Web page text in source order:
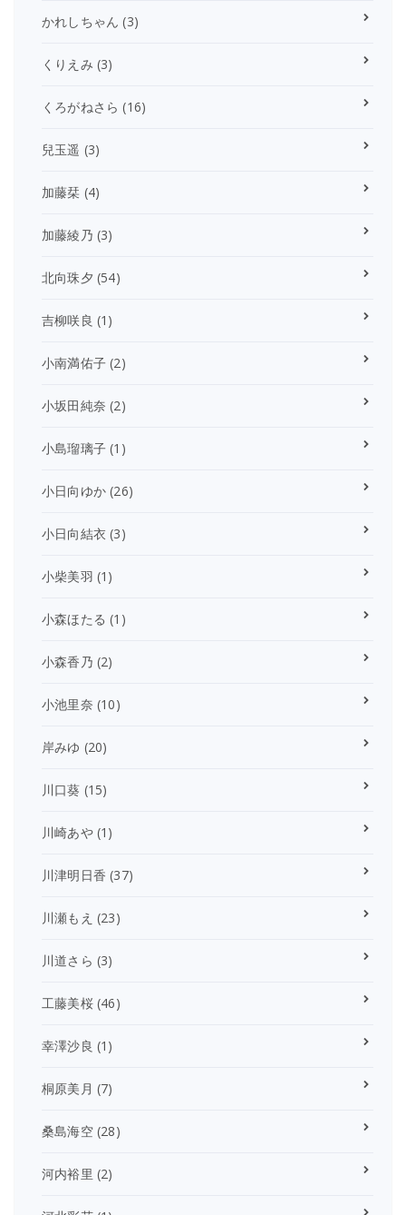
かれしちゃん (3)
くりえみ (3)
くろがねさら (16)
兒玉遥 (3)
加藤栞 (4)
加藤綾乃 (3)
北向珠夕 (54)
吉柳咲良 (1)
小南満佑子 (2)
小坂田純奈 (2)
小島瑠璃子 (1)
小日向ゆか (26)
小日向結衣 (3)
小柴美羽 (1)
小森ほたる (1)
小森香乃 (2)
小池里奈 (10)
岸みゆ (20)
川口葵 (15)
川崎あや(1)
川津明日香 (37)
川瀬もえ (23)
川道さら (3)
工藤美桜(46)
幸澤沙良 (1)
桐原美月 (7)
桑島海空(28)
河内裕里 (2)